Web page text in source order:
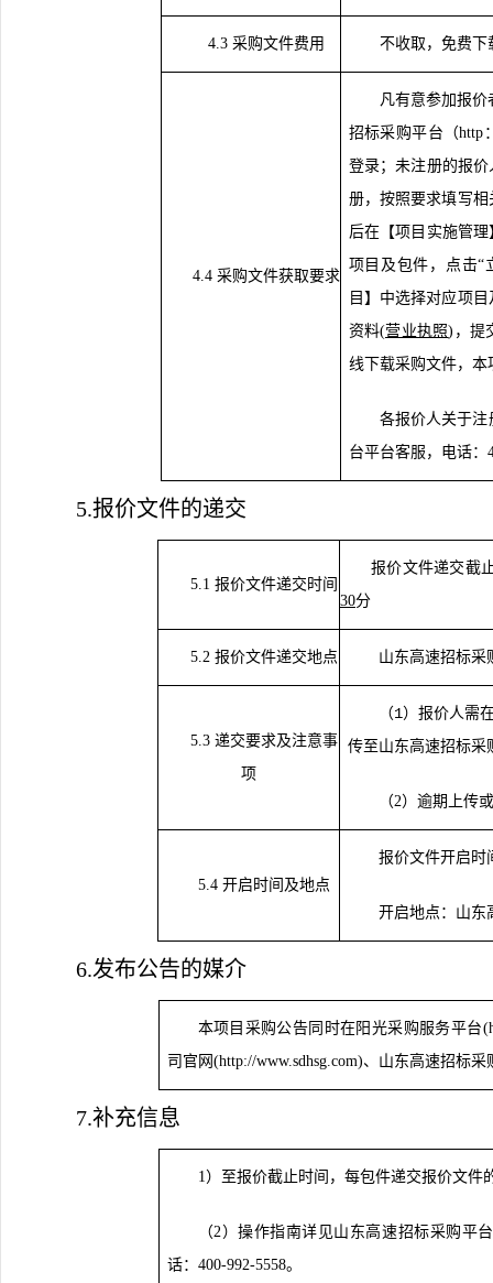
4.3 采购文件费用 不收取，免费下
4.4 采购文件获取要求
凡有意参加报价
招标采购平台（http
登录；未注册的报
册，按照要求填写
后在【项目实施管
项目及包件，点击
目】中选择对应项
资料(营业执照)，提
线下载采购文件，本
各报价人关于
台平台客服，电话：
5.报价文件的递交
5.1 报价文件递交时间
报价文件递交截
30分
5.2 报价文件递交地点 山东高速招标采
5.3 递交要求及注意事
项
（1）报价人需
传至山东高速招标采
（2）逾期上传
5.4 开启时间及地点
报价文件开启时
开启地点： 山东
6.发布公告的媒介
本项目 采购公告同时在阳光采购服务平台
司官网(http://www.sdhsg.com)、山东高速招标采
7.补充信息
1）至报价截止时间，每包件递交报价文件
（2）操作指南详见山东高速招标采购平
话：400-992-5558。